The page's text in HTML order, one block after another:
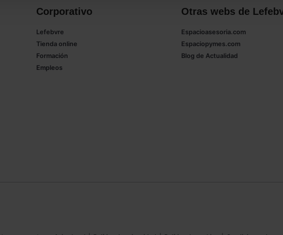
Corporativo
Lefebvre
Tienda online
Formación
Empleos
Otras webs de
Espacioasesoria.com
Espaciopymes.com
Blog de Actualidad